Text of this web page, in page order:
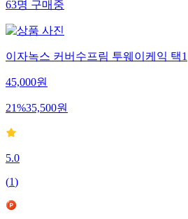
63명구매중
이자녹스 커버수프림 투웨이케익 택1
45,000원
21%35,500원
5.0
(1)